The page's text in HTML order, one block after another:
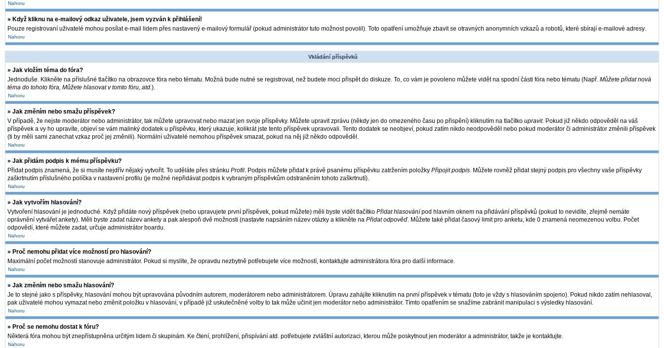
Nahoru
» Když kliknu na e-mailový odkaz uživatele, jsem vyzván k přihlášení!
Pouze registrovaní uživatelé mohou posílat e-mail lidem přes nastavený e-mailový formulář (pokud administrátor tuto možnost povolil). Toto opatření umožňuje zbavit se otravných anonymních vzkazů a robotů, které sbírají e-mailové adresy.
Nahoru
Vkládání příspěvků
» Jak vložím téma do fóra?
Jednoduše. Klikněte na příslušné tlačítko na obrazovce fóra nebo tématu. Možná bude nutné se registrovat, než budete moci přispět do diskuze. To, co vám je povoleno můžete vidět na spodní části fóra nebo tématu (Např. Můžete přidat nová
téma do tohoto fóra, Můžete hlasovat v tomto fóru, atd.).
Nahoru
» Jak změním nebo smažu příspěvek?
V případě, že nejste moderátor nebo administrátor, tak můžete upravovat nebo mazat jen svoje příspěvky. Můžete upravit zprávu (někdy jen do omezeného času po přispění) kliknutím na tlačítko upravit. Pokud již někdo odpověděl na váš
příspěvek a vy ho upravíte, objeví se vám malinký dodatek u příspěvku, který ukazuje, kolikrát jste tento příspěvek upravovali. Tento dodatek se neobjeví, pokud zatím nikdo neodpověděl nebo pokud moderátor či administrátor změnili příspěvek
(ti by měli sami zanechat vzkaz proč jej změnili). Normální uživatelé nemohou příspěvek smazat, pokud na něj již někdo odpověděl.
Nahoru
» Jak přidám podpis k mému příspěvku?
Přidat podpis znamená, že si musíte nejdřív nějaký vytvořit. To uděláte přes stránku Profil. Podpis můžete přidat k právě psanému příspěvku zatržením položky Připojit podpis. Můžete rovněž přidat stejný podpis pro všechny vaše příspěvky
zaškrtnutím příslušného políčka v nastavení profilu (je možné nepřidávat podpis k vybraným příspěvkům odstraněním tohoto zaškrtnutí).
Nahoru
» Jak vytvořím hlasování?
Vytvoření hlasování je jednoduché. Když přidáte nový příspěvek (nebo upravujete první příspěvek, pokud můžete) měli byste vidět tlačítko Přidat hlasování pod hlavním oknem na přidávání příspěvků (pokud to nevidíte, zřejmě nemáte
oprávnění vytvářet ankety). Měli byste zadat název ankety a pak alespoň dvě možnosti (nastavte napsáním název otázky a klikněte na Přidat odpověď. Můžete také přidat časový limit pro anketu, kde 0 znamená neomezenou volbu. Počet
odpovědí, které můžete zadat, určuje administrátor boardu.
Nahoru
» Proč nemohu přidat více možností pro hlasování?
Maximální počet možností stanovuje administrátor. Pokud si myslíte, že opravdu nezbytně potřebujete více možností, kontaktujte administrátora fóra pro další informace.
Nahoru
» Jak změním nebo smažu hlasování?
Je to stejné jako s příspěvky, hlasování mohou být upravována původním autorem, moderátorem nebo administrátorem. Úpravu zahájíte kliknutím na první příspěvek v tématu (toto je vždy s hlasováním spojeno). Pokud nikdo zatím nehlasoval,
pak uživatelé mohou vymazat nebo změnit položku v hlasování, v případě již uskutečněné volby to tak může učinit jen moderátor nebo administrátor. Tímto opatřením se snažíme zabránit manipulaci s výsledky hlasování.
Nahoru
» Proč se nemohu dostat k fóru?
Některá fóra mohou být znepřístupněna určitým lidem či skupinám. Ke čtení, prohlížení, přispívání atd. potřebujete zvláštní autorizaci, kterou může poskytnout jen moderátor a administrátor, takže je kontaktujte.
Nahoru